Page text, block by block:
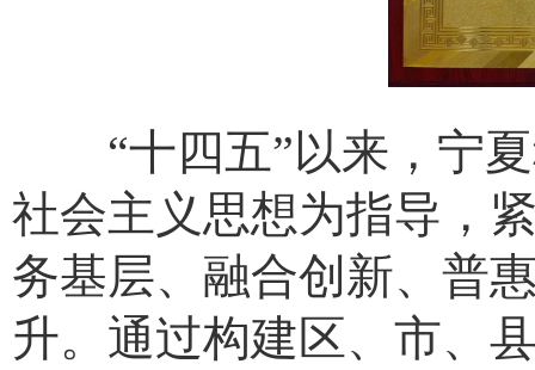
“十四五”以来，宁夏
社会主义思想为指导，
务基层、融合创新、普
升。通过构建区、市、